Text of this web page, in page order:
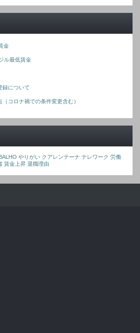
金
ル最低賃金
録について
コロナ禍での条件変更含む）
やりがい クアレンテーナ テレワーク 労働
賃金上昇 退職理由